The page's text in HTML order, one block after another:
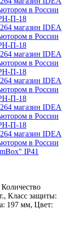
IP41
Класс защиты:
197 мм, Цвет: